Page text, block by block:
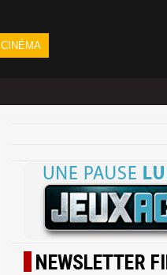
CINÉMA
NEWSLETTER